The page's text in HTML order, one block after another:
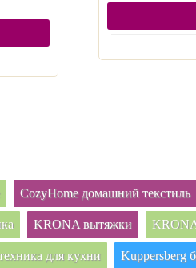
CozyHome домашний текстиль
KRONA вытяжки
для кухни Kuppersberg